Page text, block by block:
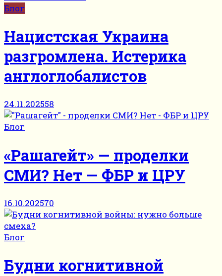
Блог
Нацистская Украина
разгромлена. Истерика
англоглобалистов
24.11.202558
Блог
«Рашагейт» — проделки
СМИ? Нет — ФБР и ЦРУ
16.10.202570
Блог
Будни когнитивной